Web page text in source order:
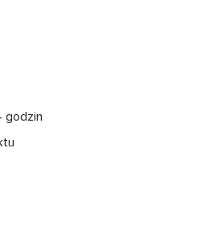
godzin